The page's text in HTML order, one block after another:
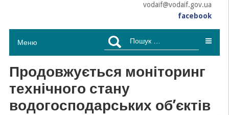
vodaif@vodaif.gov.ua
facebook
Меню
Пошук:
Продовжується моніторинг
технічного стану
водогосподарських об’єктів